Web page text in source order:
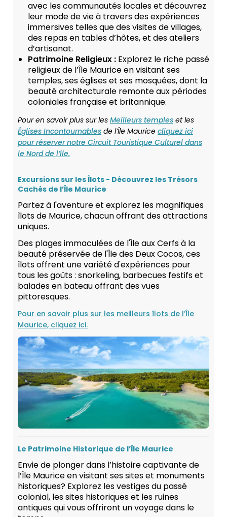
avec les communautés locales et découvrez
leur mode de vie à travers des expériences
immersives telles que des visites de villages,
des repas en tables d’hôtes, et des ateliers
d’artisanat.
Patrimoine Religieux : Explorez le riche passé
religieux de l’Île Maurice en visitant ses
temples, ses églises et ses mosquées, dont la
beauté architecturale remonte aux périodes
coloniales française et britannique.
Pour en savoir plus sur les Meilleurs temples et les
Églises Incontournables de l’Île Maurice cliquez ici
pour réserver notre Circuit Touristique Culturel dans
le Nord de l’île.
Excursions sur les Îlots - Découvrez les Trésors
Cachés de l’Île Maurice
Partez à l'aventure et explorez les magnifiques
îlots de Maurice, chacun offrant des attractions
uniques.
Des plages immaculées de l'Île aux Cerfs à la
beauté préservée de l'Île des Deux Cocos, ces
îlots offrent une variété d'expériences pour
tous les goûts : snorkeling, barbecues festifs et
balades en bateau offrant des vues
pittoresques.
Pour en savoir plus sur les meilleurs îlots de l’Île
Maurice, cliquez ici.
Le Patrimoine Historique de l’Île Maurice
Envie de plonger dans l’histoire captivante de
l’Île Maurice en visitant ses sites et monuments
historiques? Explorez les vestiges du passé
colonial, les sites historiques et les ruines
antiques qui vous offriront un voyage dans le